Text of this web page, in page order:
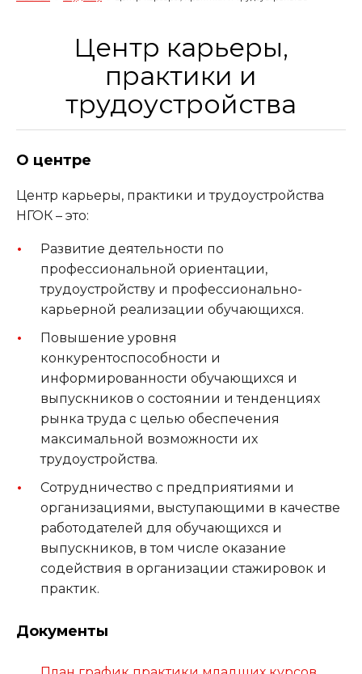
Центр карьеры,
практики и
трудоустройства
О центре
Центр карьеры, практики и трудоустройства
НГОК – это:
Развитие деятельности по
профессиональной ориентации,
трудоустройству и профессионально-
карьерной реализации обучающихся.
Повышение уровня
конкурентоспособности и
информированности обучающихся и
выпускников о состоянии и тенденциях
рынка труда с целью обеспечения
максимальной возможности их
трудоустройства.
Сотрудничество с предприятиями и
организациями, выступающими в качестве
работодателей для обучающихся и
выпускников, в том числе оказание
содействия в организации стажировок и
практик.
Документы